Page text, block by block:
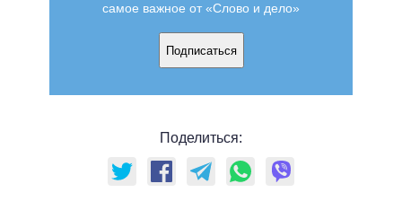
самое важное от «Слово и дело»
Подписаться
Поделиться: